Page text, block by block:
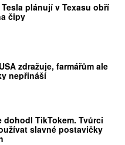
Tesla plánují v Texasu obří
čipy
zdražuje, farmářům ale
nepřináší
dohodl TikTokem. Tvůrci
slavné postavičky